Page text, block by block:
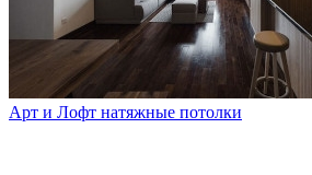
Арт и Лофт натяжные потолки